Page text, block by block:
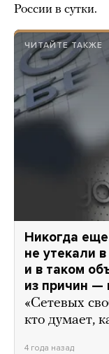
России в сутки.
ЧИТАЙТЕ ТАКЖЕ
Никогда
не утекали
и в таком
из причин —
«Сетевых
кто думает,
4 года назад